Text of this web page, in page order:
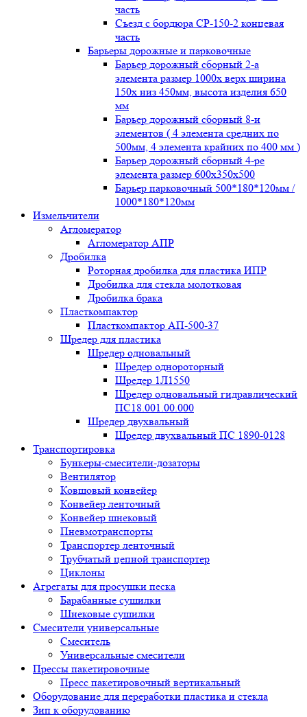
часть
Съезд с бордюра СР-150-2 концевая
часть
Барьеры дорожные и парковочные
Барьер дорожный сборный 2-а
элемента размер 1000x верх ширина
150x низ 450мм, высота изделия 650
мм
Барьер дорожный сборный 8-и
элементов ( 4 элемента средних по
500мм, 4 элемента крайних по 400 мм )
Барьер дорожный сборный 4-ре
элемента размер 600x350x500
Барьер парковочный 500*180*120мм /
1000*180*120мм
Измельчители
Агломератор
Агломератор АПР
Дробилка
Роторная дробилка для пластика ИПР
Дробилка для стекла молотковая
Дробилка брака
Пласткомпактор
Пласткомпактор АП-500-37
Шредер для пластика
Шредер одновальный
Шредер однороторный
Шредер 1Л1550
Шредер одновальный гидравлический
ПС18.001.00.000
Шредер двухвальный
Шредер двухвальный ПС 1890-0128
Транспортировка
Бункеры-смесители-дозаторы
Вентилятор
Ковшовый конвейер
Конвейер ленточный
Конвейер шнековый
Пневмотранспорты
Транспортер ленточный
Трубчатый цепной транспортер
Циклоны
Агрегаты для просушки песка
Барабанные сушилки
Шнековые сушилки
Смесители универсальные
Смеситель
Универсальные смесители
Прессы пакетировочные
Пресс пакетировочный вертикальный
Оборудование для переработки пластика и стекла
Зип к оборудованию